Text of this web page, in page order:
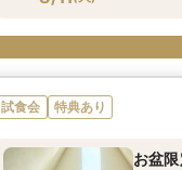
試食会 特典あり
お盆